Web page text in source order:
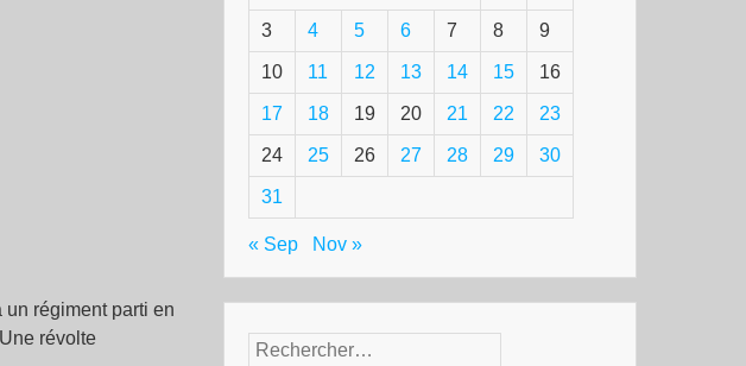
régiment parti en
révolte
3 4 5 6 7 8 9
10 11 12 13 14 15 16
17 18 19 20 21 22 23
24 25 26 27 28 29 30
31
« Sep Nov »
Rechercher :